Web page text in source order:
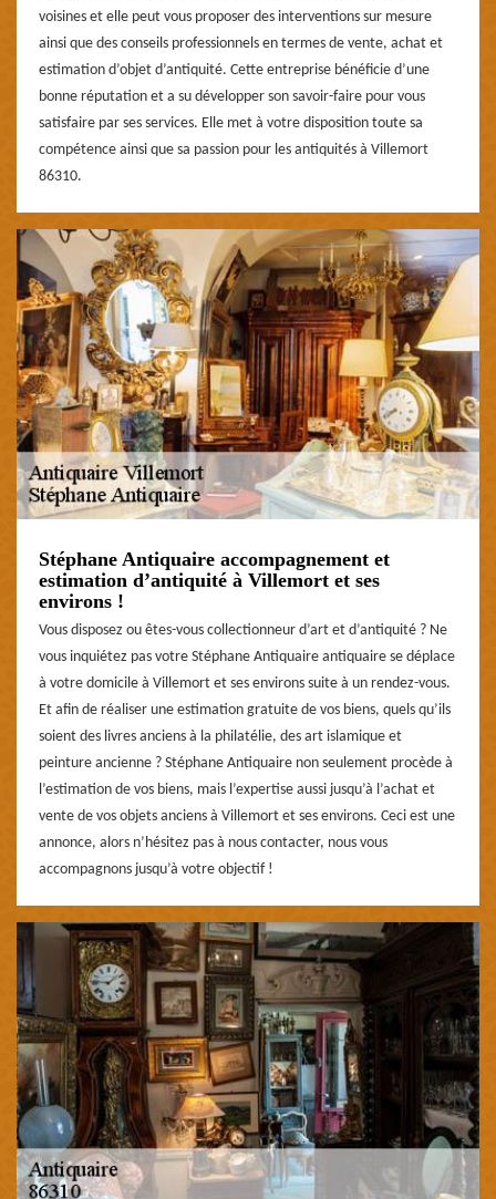
voisines et elle peut vous proposer des interventions sur mesure
ainsi que des conseils professionnels en termes de vente, achat et
estimation d’objet d’antiquité. Cette entreprise bénéficie d’une
bonne réputation et a su développer son savoir-faire pour vous
satisfaire par ses services. Elle met à votre disposition toute sa
compétence ainsi que sa passion pour les antiquités à Villemort
86310.
Stéphane Antiquaire accompagnement et
estimation d’antiquité à Villemort et ses
environs !
Vous disposez ou êtes-vous collectionneur d’art et d’antiquité ? Ne
vous inquiétez pas votre Stéphane Antiquaire antiquaire se déplace
à votre domicile à Villemort et ses environs suite à un rendez-vous.
Et afin de réaliser une estimation gratuite de vos biens, quels qu’ils
soient des livres anciens à la philatélie, des art islamique et
peinture ancienne ? Stéphane Antiquaire non seulement procède à
l’estimation de vos biens, mais l’expertise aussi jusqu’à l’achat et
vente de vos objets anciens à Villemort et ses environs. Ceci est une
annonce, alors n’hésitez pas à nous contacter, nous vous
accompagnons jusqu’à votre objectif !